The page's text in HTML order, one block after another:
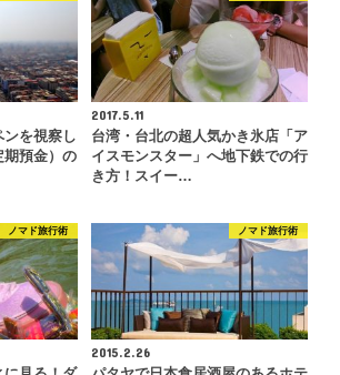
ンを視察し
期預金）の
2017.5.11
台湾・台北の超人気かき氷店「ア
イスモンスター」へ地下鉄での行
き方！スイー…
ノマド旅行術 ノマド旅行術
2015.2.26